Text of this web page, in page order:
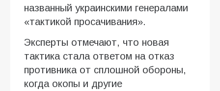
названный украинскими генералами
«тактикой просачивания».
Эксперты отмечают, что новая
тактика стала ответом на отказ
противника от сплошной обороны,
когда окопы и другие